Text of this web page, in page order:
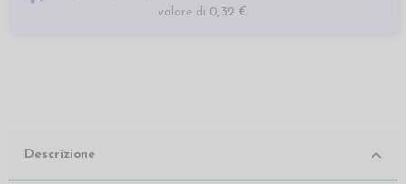
valore di 0,32 €
Descrizione